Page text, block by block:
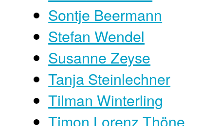
Sontje Beermann
Stefan Wendel
Susanne Zeyse
Tanja Steinlechner
Tilman Winterling
Timon Lorenz Thöne